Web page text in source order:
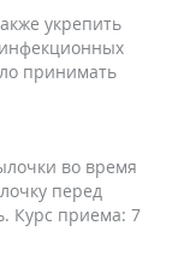
укрепить
принимать
во время
перед
Курс приема: 7